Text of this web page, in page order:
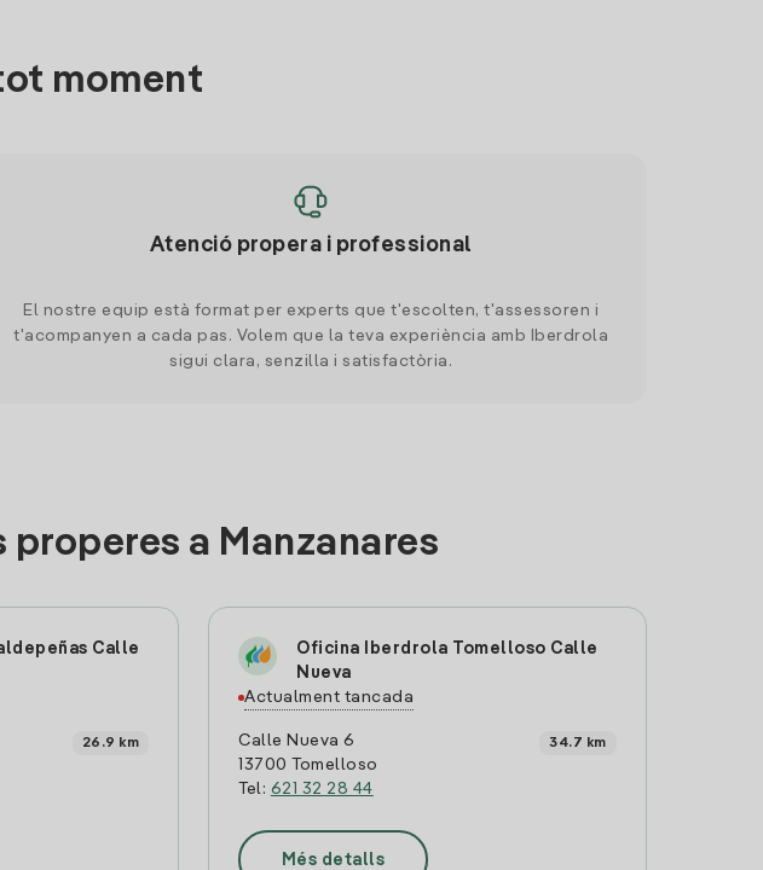
moment
Atenció propera i professional
El nostre equip està format per experts que t'escolten, t'assessoren i
t'acompanyen a cada pas. Volem que la teva experiència amb Iberdrola
sigui clara, senzilla i satisfactòria.
a Manzanares
Calle
26.9 km
Oficina Iberdrola Tomelloso Calle
Nueva
Actualment tancada
Calle Nueva 6
13700 Tomelloso
Tel: 621 32 28 44
34.7 km
Més detalls